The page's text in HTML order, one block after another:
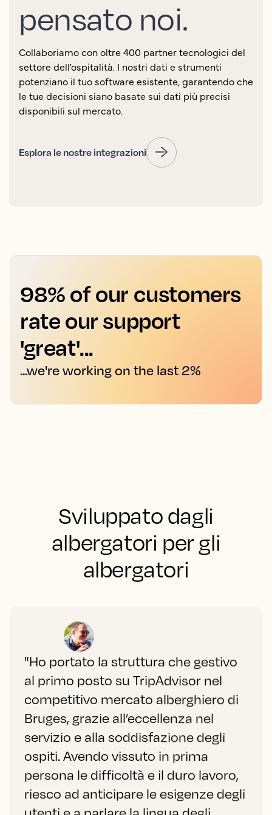
pensato noi.
Collaboriamo con oltre 400 partner tecnologici del
settore dell'ospitalità. I nostri dati e strumenti
potenziano il tuo software esistente, garantendo che
le tue decisioni siano basate sui dati più precisi
disponibili sul mercato.
Esplora le nostre integrazioni
98% of our customers
rate our support
'great'...
...we're working on the last 2%
Sviluppato dagli
albergatori per gli
albergatori
"Ho portato la struttura che gestivo
al primo posto su TripAdvisor nel
competitivo mercato alberghiero di
Bruges, grazie all’eccellenza nel
servizio e alla soddisfazione degli
ospiti. Avendo vissuto in prima
persona le difficoltà e il duro lavoro,
riesco ad anticipare le esigenze degli